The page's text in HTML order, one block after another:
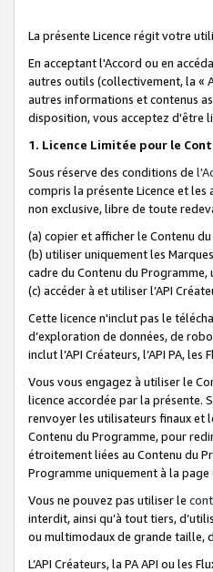
La présente Licence régit votre
En acceptant l'Accord ou en
autres outils (collectivement, la «
autres informations et contenus
disposition, vous acceptez d'être
1. Licence Limitée pour le
Sous réserve des conditions de
compris la présente Licence et les
non exclusive, libre de toute
(a) copier et afficher le Contenu
(b) utiliser uniquement les
cadre du Contenu du
(c) accéder à et utiliser l’API
Cette licence n'inclut pas le
d’exploration de données, de
inclut l’API Créateurs, l’API PA,
Vous vous engagez à utiliser le
licence accordée par la présente.
renvoyer les utilisateurs finaux et
Contenu du Programme, pour
étroitement liées au Contenu du
Programme uniquement à la
Vous ne pouvez pas utiliser le
interdit, ainsi qu’à tout tiers,
ou multimodaux de grande taille,
L’API Créateurs, la PA API ou les